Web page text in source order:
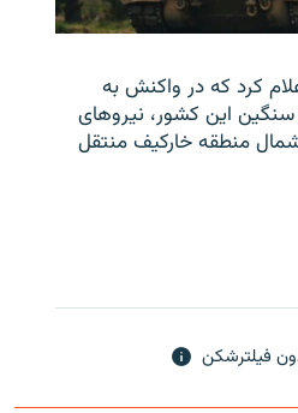
کرد که در واکنش به
این کشور، نیروهای
منطقه خارکیف منتقل
فیلترشکن